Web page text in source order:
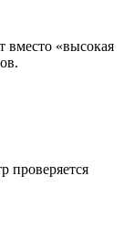
вместо «высокая
проверяется